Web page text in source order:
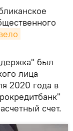
был
лица
2020 года в
счет.